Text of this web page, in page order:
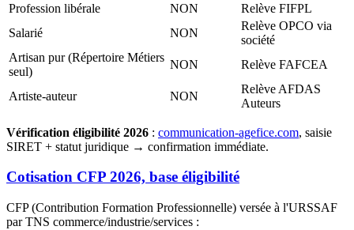
Profession libérale
NON
Relève FIFPL
Salarié
NON
Relève OPCO via
société
Artisan pur (Répertoire Métiers
seul)
NON Relève FAFCEA
Artiste-auteur NON
Relève AFDAS
Auteurs
Vérification éligibilité 2026 : communication-agefice.com, saisie
SIRET + statut juridique → confirmation immédiate.
Cotisation CFP 2026, base éligibilité
CFP (Contribution Formation Professionnelle) versée à l'URSSAF
par TNS commerce/industrie/services :